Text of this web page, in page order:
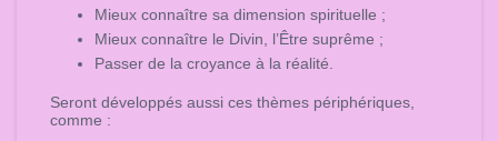
Mieux connaître sa dimension spirituelle ;
Mieux connaître le Divin, l’Être suprême ;
Passer de la croyance à la réalité.
Seront développés aussi ces thèmes périphériques,
comme :